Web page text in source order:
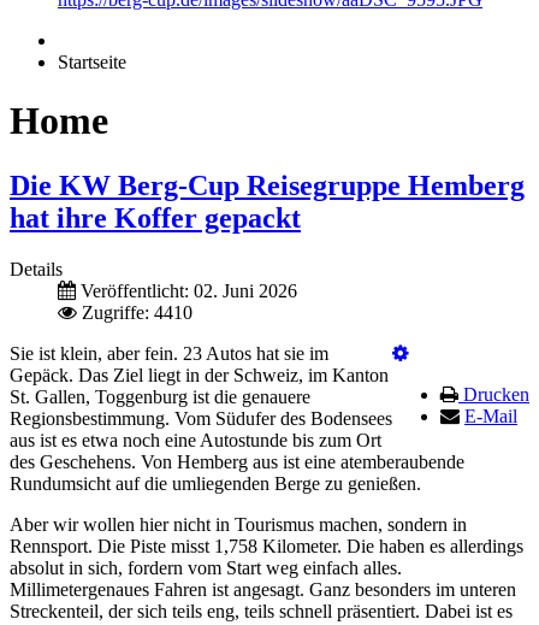
Startseite
Home
Die KW Berg-Cup Reisegruppe Hemberg
hat ihre Koffer gepackt
Details
Veröffentlicht: 02. Juni 2026
Zugriffe: 4410
Drucken
E-Mail
Sie ist klein, aber fein. 23 Autos hat sie im
Gepäck. Das Ziel liegt in der Schweiz, im Kanton
St. Gallen, Toggenburg ist die genauere
Regionsbestimmung. Vom Südufer des Bodensees
aus ist es etwa noch eine Autostunde bis zum Ort
des Geschehens. Von Hemberg aus ist eine atemberaubende
Rundumsicht auf die umliegenden Berge zu genießen.
Aber wir wollen hier nicht in Tourismus machen, sondern in
Rennsport. Die Piste misst 1,758 Kilometer. Die haben es allerdings
absolut in sich, fordern vom Start weg einfach alles.
Millimetergenaues Fahren ist angesagt. Ganz besonders im unteren
Streckenteil, der sich teils eng, teils schnell präsentiert. Dabei ist es